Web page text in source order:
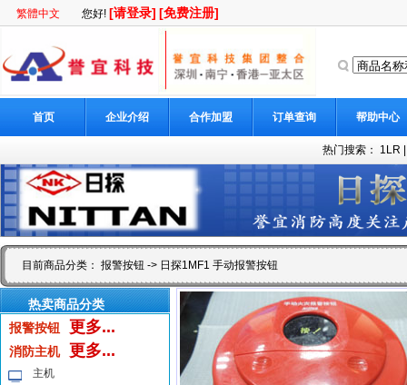
繁體中文 您好! [请登录] [免费注册]
首页 企业介绍 合作加盟 订单查询 帮助中心
热门搜索： 1LR
目前商品分类： 报警按钮 -> 日探1MF1 手动报警按钮
热卖商品分类
报警按钮
更多...
消防主机 更多...
主机